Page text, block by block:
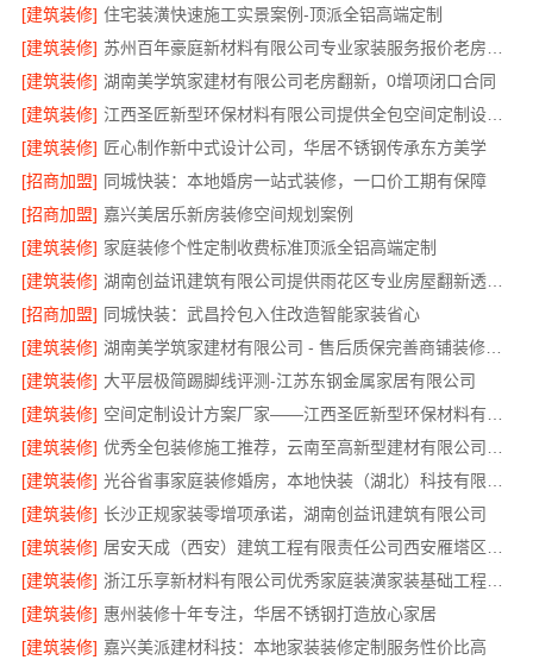
[建筑装修] 住宅装潢快速施工实景案例-顶派全铝高端定制
[建筑装修]
[建筑装修] 湖南美学筑家建材有限公司老房翻新，0增项闭口合同
[建筑装修]
江西圣匠新型环保材料有限公司提供全包空间定制设计方案
[建筑装修] 匠心制作新中式设计公司，华居不锈钢传承东方美学
[招商加盟] 同城快装：本地婚房一站式装修，一口价工期有保障
[招商加盟] 嘉兴美居乐新房装修空间规划案例
[建筑装修] 家庭装修个性定制收费标准顶派全铝高端定制
[建筑装修]
湖南创益讯建筑有限公司提供雨花区专业房屋翻新透明化施工
[招商加盟] 同城快装：武昌拎包入住改造智能家装省心
[建筑装修]
湖南美学筑家建材有限公司 - 售后质保完善商铺装修值得信赖
[建筑装修] 大平层极简踢脚线评测-江苏东钢金属家居有限公司
[建筑装修]
[建筑装修]
[建筑装修]
[建筑装修] 长沙正规家装零增项承诺，湖南创益讯建筑有限公司
[建筑装修]
[建筑装修]
浙江乐享新材料有限公司优秀家庭装潢家装基础工程施工案例
[建筑装修] 惠州装修十年专注，华居不锈钢打造放心家居
[建筑装修] 嘉兴美派建材科技：本地家装装修定制服务性价比高